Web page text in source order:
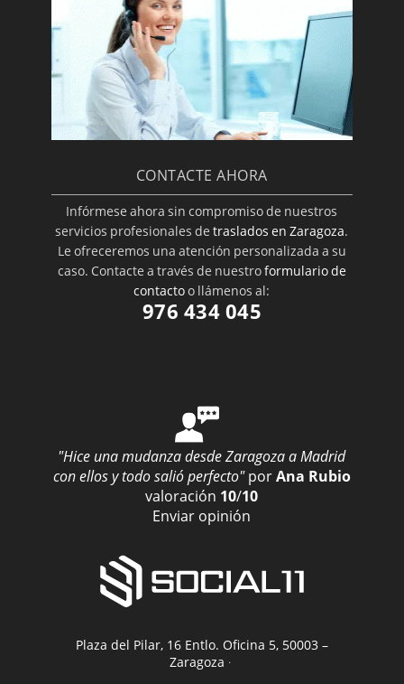
CONTACTE AHORA
Infórmese ahora sin compromiso de nuestros
servicios profesionales detraslados en Zaragoza.
Le ofreceremos una atención personalizada a su
caso. Contacte a través de nuestroformulario de
contactoo llámenos al:
976 434 045
"Hice una mudanza desde Zaragoza a Madrid
con ellos y todo salió perfecto" porAna Rubio
valoración 10/10
Enviar opinión
Plaza del Pilar, 16 Entlo. Oficina 5, 50003 –
Zaragoza ·